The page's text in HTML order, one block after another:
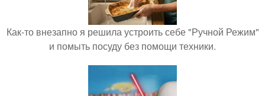
Как-то внезапно я решила устроить себе "Ручной Режим"
и помыть посуду без помощи техники.